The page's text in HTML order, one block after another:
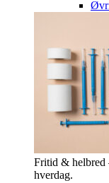
Fritid & helbred
hverdag.